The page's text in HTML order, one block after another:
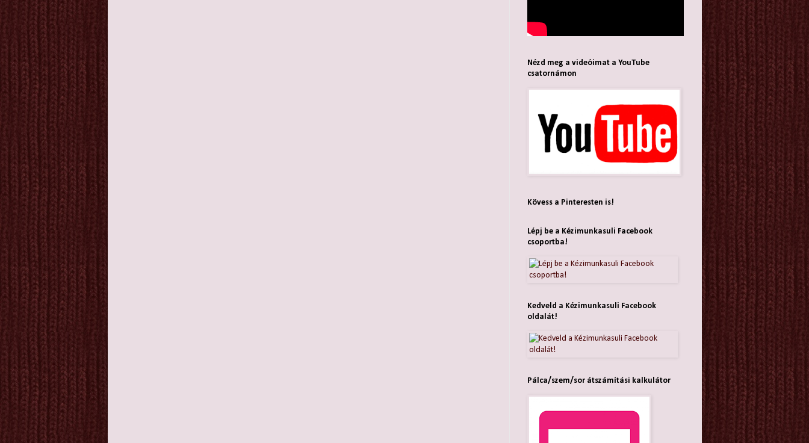
Nézd meg a videóimat a YouTube
csatornámon
Kövess a Pinteresten is!
Lépj be a Kézimunkasuli Facebook
csoportba!
Kedveld a Kézimunkasuli Facebook
oldalát!
Pálca/szem/sor átszámítási kalkulátor